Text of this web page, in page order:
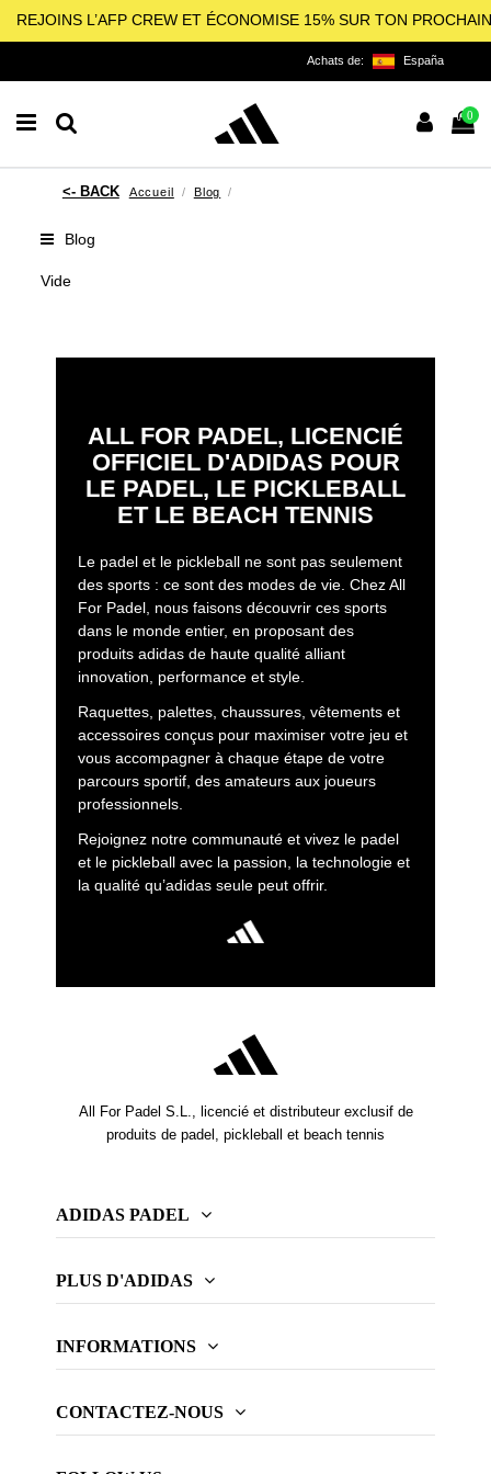
REJOINS L’AFP CREW ET ÉCONOMISE 15% SUR TON
Achats de: España
0
Accueil Blog
Blog
Vide
ALL FOR PADEL, LICENCIÉ
OFFICIEL D'ADIDAS POUR
LE PADEL, LE PICKLEBALL
ET LE BEACH TENNIS
Le padel et le pickleball ne sont pas seulement
des sports : ce sont des modes de vie. Chez All
For Padel, nous faisons découvrir ces sports
dans le monde entier, en proposant des
produits adidas de haute qualité alliant
innovation, performance et style.
Raquettes, palettes, chaussures, vêtements et
accessoires conçus pour maximiser votre jeu et
vous accompagner à chaque étape de votre
parcours sportif, des amateurs aux joueurs
professionnels.
Rejoignez notre communauté et vivez le padel
et le pickleball avec la passion, la technologie et
la qualité qu’adidas seule peut offrir.
All For Padel S.L., licencié et distributeur exclusif de
produits de padel, pickleball et beach tennis
ADIDAS PADEL
PLUS D'ADIDAS
INFORMATIONS
CONTACTEZ-NOUS